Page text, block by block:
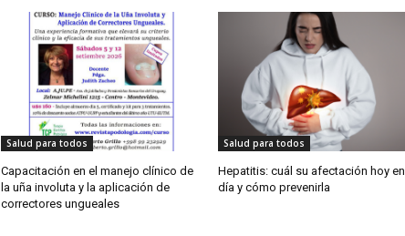
Salud para todos
Capacitación en el manejo clínico de
la uña involuta y la aplicación de
correctores ungueales
Salud para todos
Hepatitis: cuál su afectación hoy en
día y cómo prevenirla